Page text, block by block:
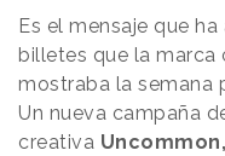
Es el mensaje que
billetes que la marca
mostraba la semana
Un nueva campaña
creativa Uncommon,